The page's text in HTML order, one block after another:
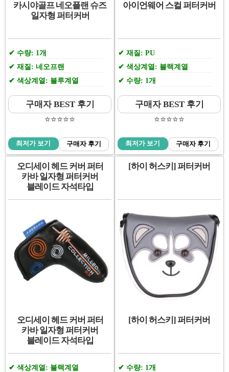
카시야골프 네오플랜 슈즈
일자형 퍼터커버
수량: 1개
재질: 네오프랜
색상계열: 블루계열
구매자 BEST 후기
⭐️⭐️⭐️⭐️⭐️
최저가 보기 구매자 후기
아이언웨어 스컬 퍼터커버
재질: PU
색상계열: 블랙계열
수량: 1개
구매자 BEST 후기
⭐️⭐️⭐️⭐️⭐️
최저가 보기 구매자 후기
오디세이 헤드 커버 퍼터
카바 일자형 퍼터커버
블레이드 자석타입
오디세이 헤드 커버 퍼터
카바 일자형 퍼터커버
블레이드 자석타입
색상계열: 블랙계열
[하이 허스키] 퍼터커버
[하이 허스키] 퍼터커버
수량: 1개